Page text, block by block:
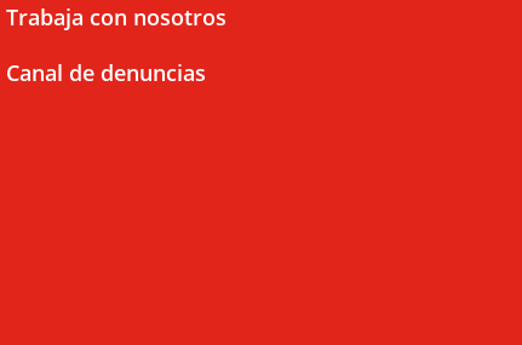
Trabaja con nosotros
Canal de denuncias